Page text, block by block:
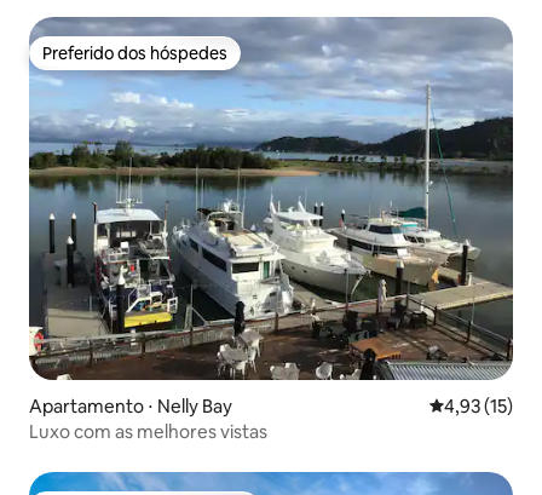
Preferido dos hóspedes
Preferido dos hóspedes
Apartamento ⋅ Nelly Bay 4,93 de uma
4,93 (15)
Luxo com as melhores vistas